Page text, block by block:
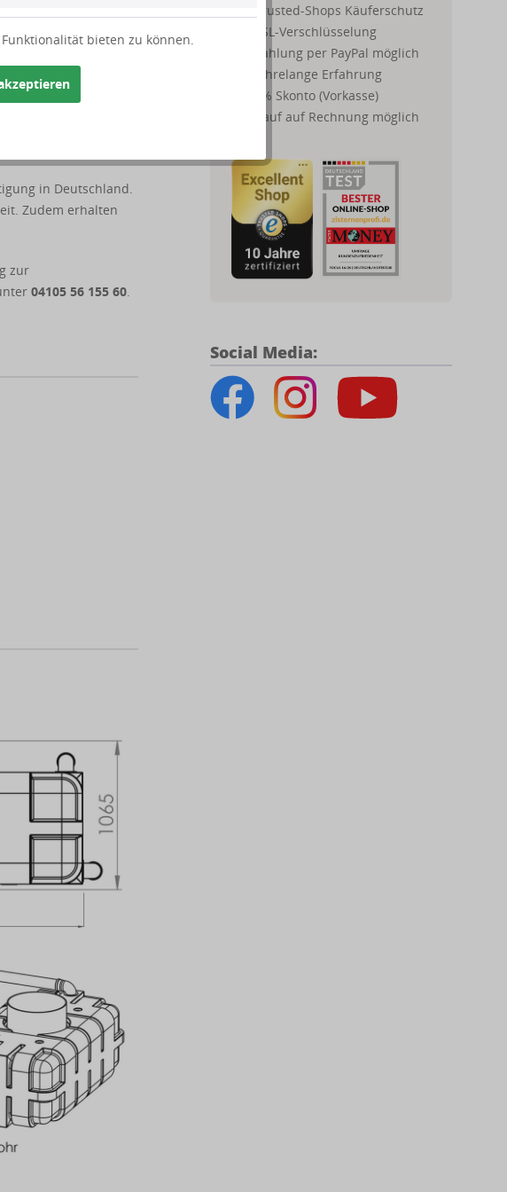
Pumpe mit
integrierter
(bis 80 kg) und
wählen.
in Deutschland.
Zudem erhalten
zur
04105 56 155 60
Trusted-Shops Käuferschutz
SSL-Verschlüsselung
Zahlung per PayPal möglich
Jahrelange Erfahrung
2% Skonto (Vorkasse)
Kauf auf Rechnung möglich
Social Media:
bieten zu können.